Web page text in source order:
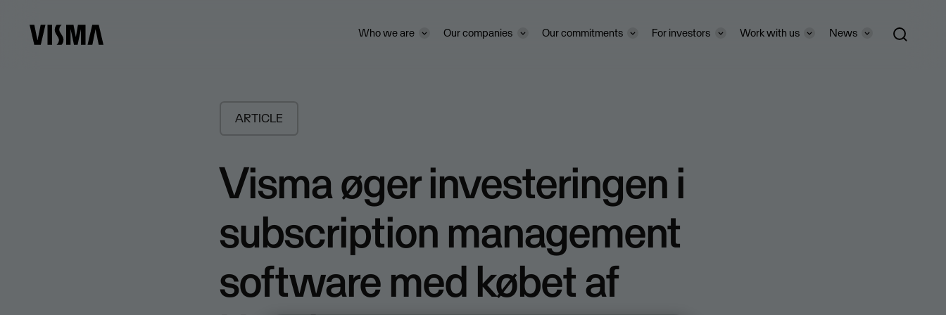
Who we are Our companies Our commitments For investors Work with us News
ARTICLE
Visma øger investeringen i
subscription management
software med købet af